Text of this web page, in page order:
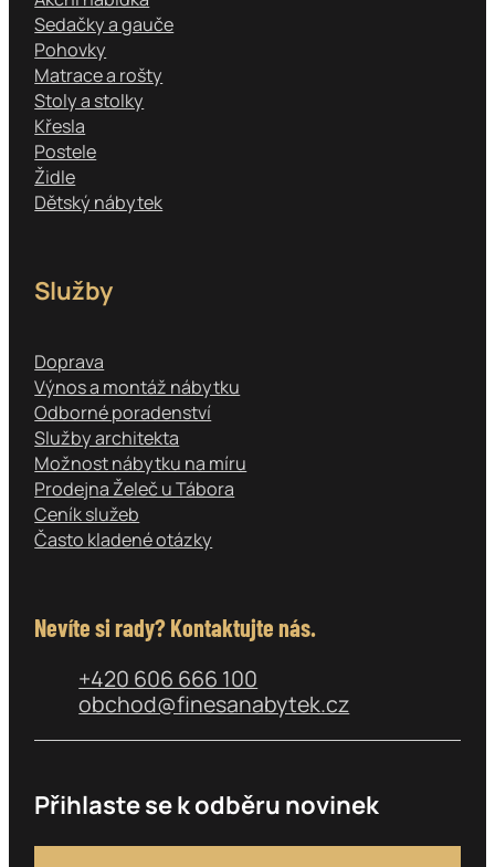
Sedačky a gauče
Pohovky
Matrace a rošty
Stoly a stolky
Křesla
Postele
Židle
Dětský nábytek
Služby
Doprava
Výnos a montáž nábytku
Odborné poradenství
Služby architekta
Možnost nábytku na míru
Prodejna Želeč u Tábora
Ceník služeb
Často kladené otázky
Nevíte si rady? Kontaktujte nás.
+420 606 666 100
obchod@finesanabytek.cz
Přihlaste se k odběru novinek